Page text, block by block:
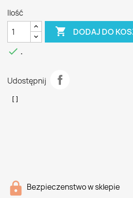
Ilość
 DODAJ DO
 .
Udostępnij
Bezpieczenstwo w sklepie